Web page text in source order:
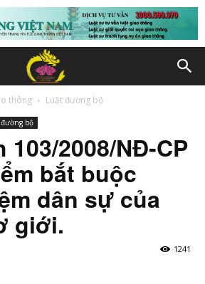
thông Luật đường bộ
bộ
103/2008/NĐ-CP
bắt buộc
dân sự của
giới.
1241